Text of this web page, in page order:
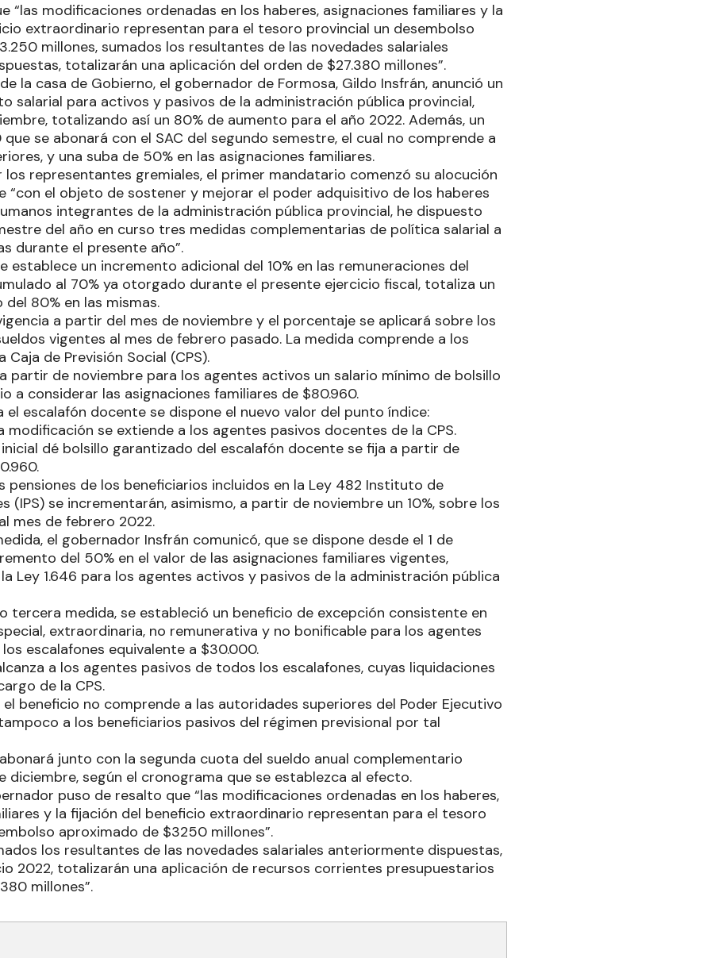
“las modificaciones ordenadas en los haberes, asignaciones familiares y la
extraordinario representan para el tesoro provincial un desembolso
millones, sumados los resultantes de las novedades salariales
totalizarán una aplicación del orden de $27.380 millones”.
la casa de Gobierno, el gobernador de Formosa, Gildo Insfrán, anunció un
salarial para activos y pasivos de la administración pública provincial,
totalizando así un 80% de aumento para el año 2022. Además, un
se abonará con el SAC del segundo semestre, el cual no comprende a
y una suba de 50% en las asignaciones familiares.
representantes gremiales, el primer mandatario comenzó su alocución
“con el objeto de sostener y mejorar el poder adquisitivo de los haberes
integrantes de la administración pública provincial, he dispuesto
del año en curso tres medidas complementarias de política salarial a
durante el presente año”.
establece un incremento adicional del 10% en las remuneraciones del
al 70% ya otorgado durante el presente ejercicio fiscal, totaliza un
80% en las mismas.
a partir del mes de noviembre y el porcentaje se aplicará sobre los
vigentes al mes de febrero pasado. La medida comprende a los
Caja de Previsión Social (CPS).
partir de noviembre para los agentes activos un salario mínimo de bolsillo
a considerar las asignaciones familiares de $80.960.
el escalafón docente se dispone el nuevo valor del punto índice:
modificación se extiende a los agentes pasivos docentes de la CPS.
dé bolsillo garantizado del escalafón docente se fija a partir de
pensiones de los beneficiarios incluidos en la Ley 482 Instituto de
(IPS) se incrementarán, asimismo, a partir de noviembre un 10%, sobre los
mes de febrero 2022.
el gobernador Insfrán comunicó, que se dispone desde el 1 de
del 50% en el valor de las asignaciones familiares vigentes,
Ley 1.646 para los agentes activos y pasivos de la administración pública
tercera medida, se estableció un beneficio de excepción consistente en
extraordinaria, no remunerativa y no bonificable para los agentes
escalafones equivalente a $30.000.
a los agentes pasivos de todos los escalafones, cuyas liquidaciones
de la CPS.
beneficio no comprende a las autoridades superiores del Poder Ejecutivo
a los beneficiarios pasivos del régimen previsional por tal
junto con la segunda cuota del sueldo anual complementario
diciembre, según el cronograma que se establezca al efecto.
puso de resalto que “las modificaciones ordenadas en los haberes,
y la fijación del beneficio extraordinario representan para el tesoro
aproximado de $3250 millones”.
los resultantes de las novedades salariales anteriormente dispuestas,
2022, totalizarán una aplicación de recursos corrientes presupuestarios
millones”.